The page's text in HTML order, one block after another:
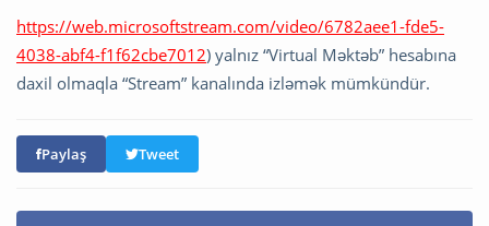
https://web.microsoftstream.com/video/6782aee1-fde5-
4038-abf4-f1f62cbe7012) yalnız “Virtual Məktəb” hesabına
daxil olmaqla “Stream” kanalında izləmək mümkündür.
Paylaş Tweet